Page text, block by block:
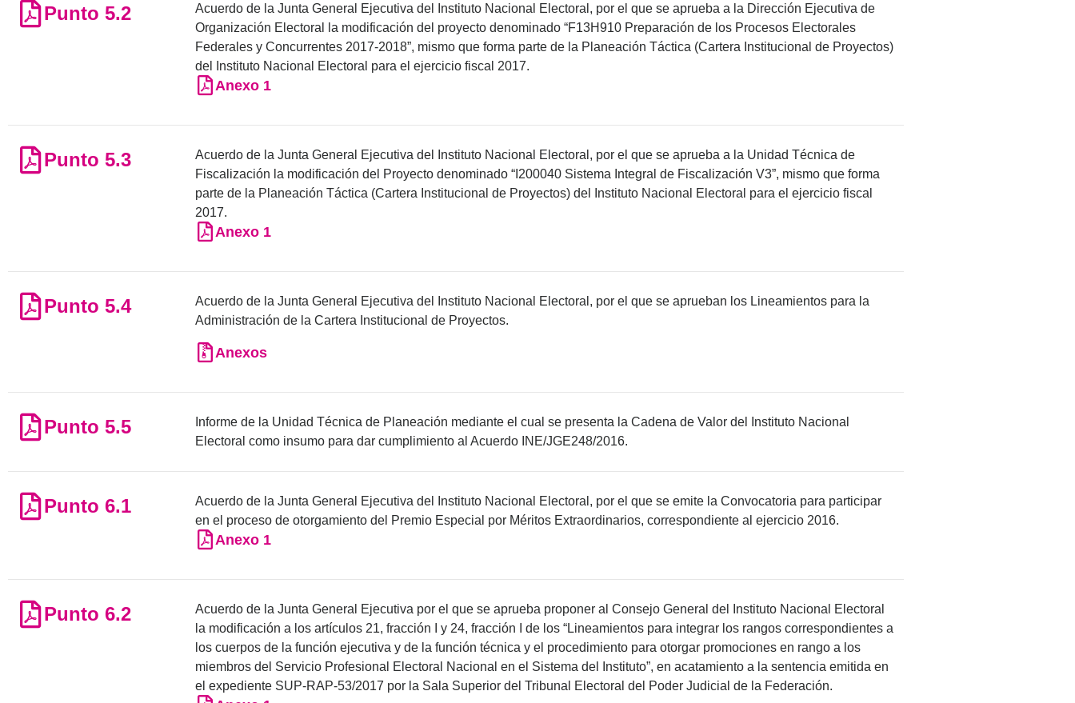
Punto 5.2
Acuerdo de la Junta General Ejecutiva del Instituto Nacional Electoral, por el que se aprueba a la Dirección Ejecutiva de
Organización Electoral la modificación del proyecto denominado “F13H910 Preparación de los Procesos Electorales
Federales y Concurrentes 2017-2018”, mismo que forma parte de la Planeación Táctica (Cartera Institucional de Proyectos)
del Instituto Nacional Electoral para el ejercicio fiscal 2017.
Anexo 1
Punto 5.3
Acuerdo de la Junta General Ejecutiva del Instituto Nacional Electoral, por el que se aprueba a la Unidad Técnica de
Fiscalización la modificación del Proyecto denominado “I200040 Sistema Integral de Fiscalización V3”, mismo que forma
parte de la Planeación Táctica (Cartera Institucional de Proyectos) del Instituto Nacional Electoral para el ejercicio fiscal
2017.
Anexo 1
Punto 5.4
Acuerdo de la Junta General Ejecutiva del Instituto Nacional Electoral, por el que se aprueban los Lineamientos para la
Administración de la Cartera Institucional de Proyectos.
Anexos
Punto 5.5
Informe de la Unidad Técnica de Planeación mediante el cual se presenta la Cadena de Valor del Instituto Nacional
Electoral como insumo para dar cumplimiento al Acuerdo INE/JGE248/2016.
Punto 6.1
Acuerdo de la Junta General Ejecutiva del Instituto Nacional Electoral, por el que se emite la Convocatoria para participar
en el proceso de otorgamiento del Premio Especial por Méritos Extraordinarios, correspondiente al ejercicio 2016.
Anexo 1
Punto 6.2
Acuerdo de la Junta General Ejecutiva por el que se aprueba proponer al Consejo General del Instituto Nacional Electoral
la modificación a los artículos 21, fracción I y 24, fracción I de los “Lineamientos para integrar los rangos correspondientes a
los cuerpos de la función ejecutiva y de la función técnica y el procedimiento para otorgar promociones en rango a los
miembros del Servicio Profesional Electoral Nacional en el Sistema del Instituto”, en acatamiento a la sentencia emitida en
el expediente SUP-RAP-53/2017 por la Sala Superior del Tribunal Electoral del Poder Judicial de la Federación.